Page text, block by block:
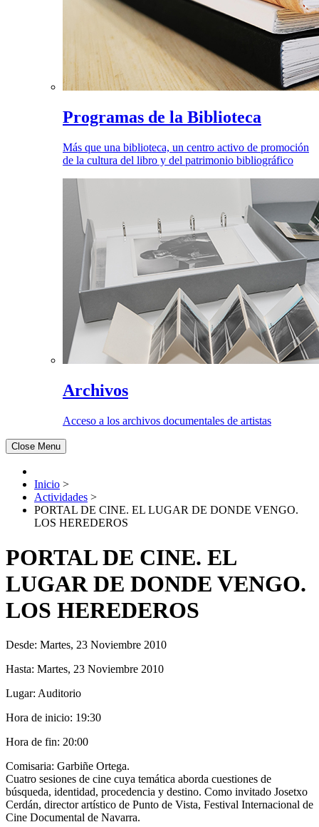
Programas de la Biblioteca
Más que una biblioteca, un centro activo de promoción
de la cultura del libro y del patrimonio bibliográfico
Archivos
Acceso a los archivos documentales de artistas
Close Menu
Inicio >
Actividades >
PORTAL DE CINE. EL LUGAR DE DONDE VENGO.
LOS HEREDEROS
PORTAL DE CINE. EL
LUGAR DE DONDE VENGO.
LOS HEREDEROS
Desde: Martes, 23 Noviembre 2010
Hasta: Martes, 23 Noviembre 2010
Lugar: Auditorio
Hora de inicio: 19:30
Hora de fin: 20:00
Comisaria: Garbiñe Ortega.
Cuatro sesiones de cine cuya temática aborda cuestiones de
búsqueda, identidad, procedencia y destino. Como invitado Josetxo
Cerdán, director artístico de Punto de Vista, Festival Internacional de
Cine Documental de Navarra.